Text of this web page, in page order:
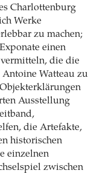
Charlottenburg
Werke
zu machen;
einen
die die
Antoine Watteau zu
Ausstellung
die Artefakte,
historischen
einzelnen
zwischen